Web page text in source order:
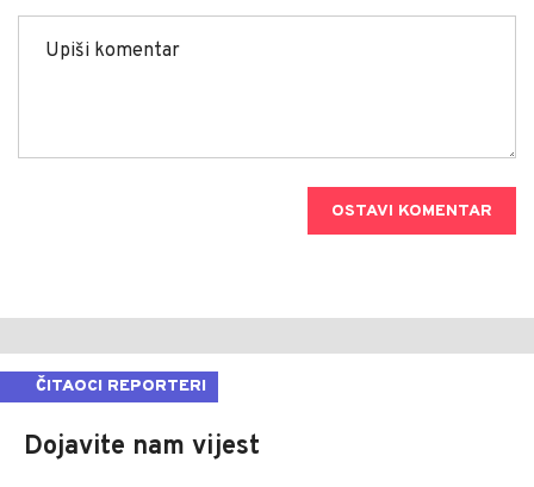
OSTAVI KOMENTAR
ČITAOCI REPORTERI
Dojavite nam vijest